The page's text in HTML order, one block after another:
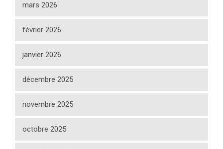
mars 2026
février 2026
janvier 2026
décembre 2025
novembre 2025
octobre 2025